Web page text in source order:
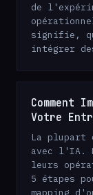
de
signifie,
intégrer
Comment
Votre
La plupart
avec l'IA.
leurs
5 étapes
mapping